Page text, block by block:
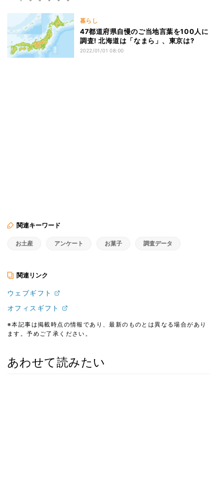
暮らし
47都道府県自慢のご当地言葉を100人に
調査! 北海道は「なまら」、東京は?
2022/01/01 08:00
関連キーワード
お土産 アンケート お菓子 調査データ
関連リンク
ウェブギフト
オフィスギフト
※本記事は掲載時点の情報であり、最新のものとは異なる場合があり
ます。予めご了承ください。
あわせて読みたい